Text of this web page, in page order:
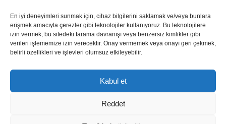
En iyi deneyimleri sunmak için, cihaz bilgilerini saklamak ve/veya bunlara
erişmek amacıyla çerezler gibi teknolojiler kullanıyoruz. Bu teknolojilere
izin vermek, bu sitedeki tarama davranışı veya benzersiz kimlikler gibi
verileri işlememize izin verecektir. Onay vermemek veya onayı geri çekmek,
belirli özellikleri ve işlevleri olumsuz etkileyebilir.
Kabul et
Reddet
Gizlilik Politikası
Çerez Politikası